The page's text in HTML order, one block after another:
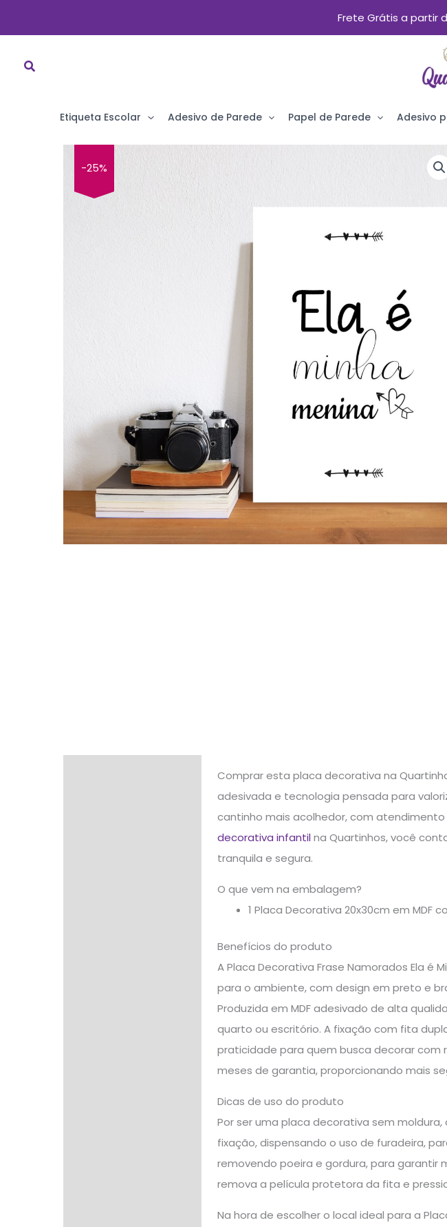
Ir
Frete Grátis a partir
Etiqueta Escolar Adesivo de Parede Papel de Parede Adesivo
-25%
Comprar esta placa decorativa na
adesivada e tecnologia pensada para
cantinho mais acolhedor, com
decorativa infantil na Quartinhos, você
tranquila e segura.
O que vem na embalagem?
1 Placa Decorativa 20x30cm em MDF
Benefícios do produto
A Placa Decorativa Frase Namorados Ela é
para o ambiente, com design em preto e
Produzida em MDF adesivado de alta
quarto ou escritório. A fixação com fita
praticidade para quem busca decorar com
meses de garantia, proporcionando mais
Dicas de uso do produto
Por ser uma placa decorativa sem
fixação, dispensando o uso de furadeira,
removendo poeira e gordura, para garantir
remova a película protetora da fita e
Na hora de escolher o local ideal para a